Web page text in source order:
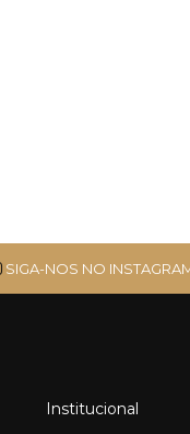
SIGA-NOS NO
Institucional